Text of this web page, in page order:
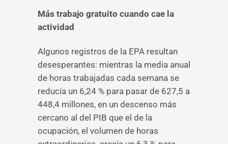
Más trabajo gratuito cuando cae la
actividad
Algunos registros de la EPA resultan
desesperantes: mientras la media anual
de horas trabajadas cada semana se
reducía un 6,24 % para pasar de 627,5 a
448,4 millones, en un descenso más
cercano al del PIB que el de la
ocupación, el volumen de horas